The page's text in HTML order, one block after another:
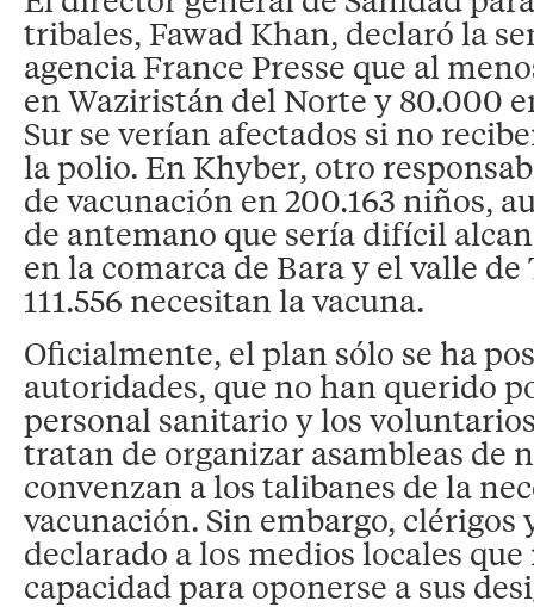
tribales, Fawad Khan, declaró la
agencia France Presse que al
en Waziristán del Norte y 80.000
Sur se verían afectados si no
la polio. En Khyber, otro
de vacunación en 200.163 niños,
de antemano que sería difícil
en la comarca de Bara y el valle
111.556 necesitan la vacuna.
Oficialmente, el plan sólo se ha
autoridades, que no han querido
personal sanitario y los
tratan de organizar asambleas de
convenzan a los talibanes de la
vacunación. Sin embargo, clérigos
declarado a los medios locales
capacidad para oponerse a sus